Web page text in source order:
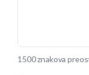
1500 znakova